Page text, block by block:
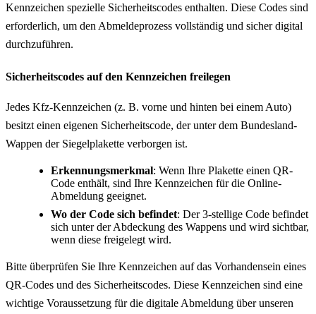
Kennzeichen spezielle Sicherheitscodes enthalten. Diese Codes sind
erforderlich, um den Abmeldeprozess vollständig und sicher digital
durchzuführen.
Sicherheitscodes auf den Kennzeichen freilegen
Jedes Kfz-Kennzeichen (z. B. vorne und hinten bei einem Auto)
besitzt einen eigenen Sicherheitscode, der unter dem Bundesland-
Wappen der Siegelplakette verborgen ist.
Erkennungsmerkmal: Wenn Ihre Plakette einen QR-
Code enthält, sind Ihre Kennzeichen für die Online-
Abmeldung geeignet.
Wo der Code sich befindet: Der 3-stellige Code befindet
sich unter der Abdeckung des Wappens und wird sichtbar,
wenn diese freigelegt wird.
Bitte überprüfen Sie Ihre Kennzeichen auf das Vorhandensein eines
QR-Codes und des Sicherheitscodes. Diese Kennzeichen sind eine
wichtige Voraussetzung für die digitale Abmeldung über unseren